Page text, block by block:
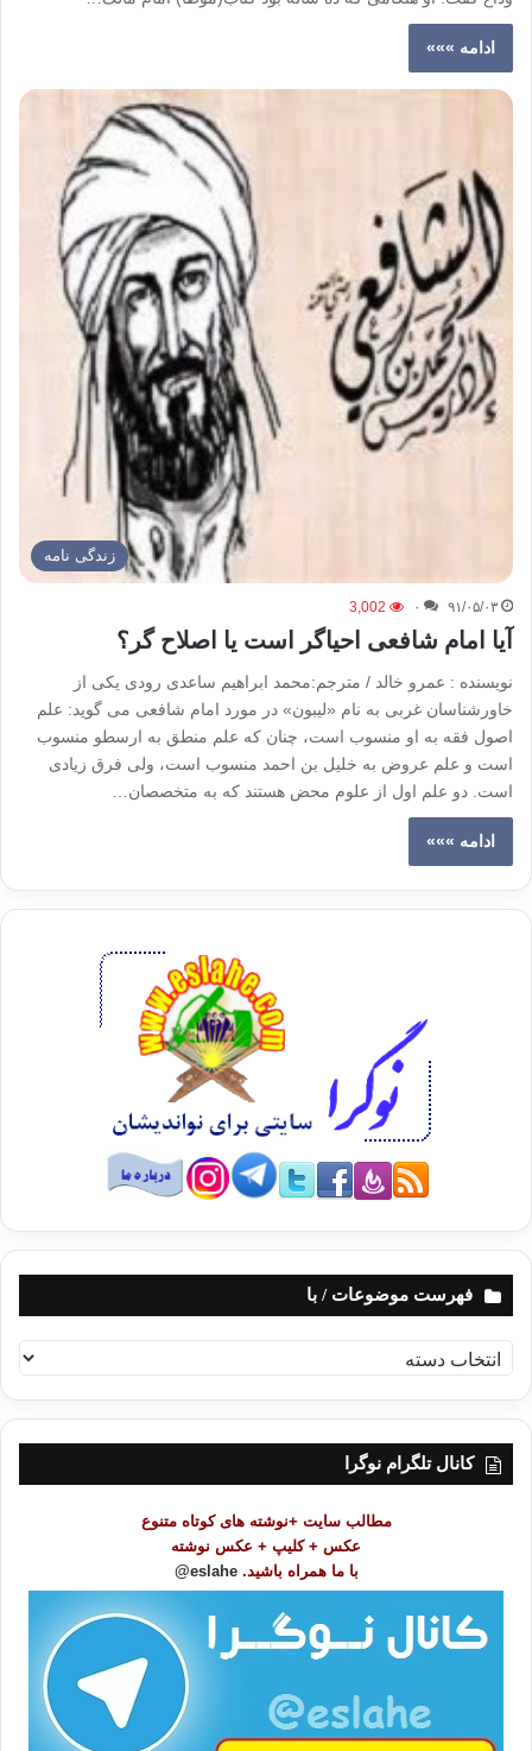
ادامه »»»
زندگی نامه
۹۱/۰۵/۰۳ ۰ 3,002
آیا امام شافعی احیاگر است یا اصلاح گر؟
نویسنده : عمرو خالد / مترجم:محمد ابراهیم ساعدی رودی یکی از
خاورشناسان غربی به نام «لیبون» در مورد امام شافعی می گوید: علم
اصول فقه به او منسوب است، چنان که علم منطق به ارسطو منسوب
است و علم عروض به خلیل بن احمد منسوب است، ولی فرق زیادی
است. دو علم اول از علوم محض هستند که به متخصصان…
ادامه »»»
فهرست موضوعات / با
ه
ر
کانال تلگرام نوگرا
مطالب سایت +نوشته های کوتاه متنوع
عکس + کلیپ + عکس نوشته
با ما همراه باشید. eslahe@